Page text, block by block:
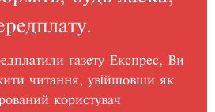
газету Експрес, Ви
читання, увійшовши як
користувач